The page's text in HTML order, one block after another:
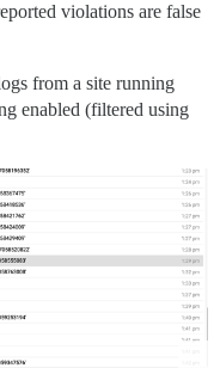
violations are false
from a site running
enabled (filtered using